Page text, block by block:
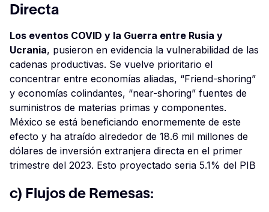
Directa
Los eventos COVID y la Guerra entre Rusia y
Ucrania, pusieron en evidencia la vulnerabilidad de las
cadenas productivas. Se vuelve prioritario el
concentrar entre economías aliadas, “Friend-shoring”
y economías colindantes, “near-shoring” fuentes de
suministros de materias primas y componentes.
México se está beneficiando enormemente de este
efecto y ha atraído alrededor de 18.6 mil millones de
dólares de inversión extranjera directa en el primer
trimestre del 2023. Esto proyectado seria 5.1% del PIB
c) Flujos de Remesas: